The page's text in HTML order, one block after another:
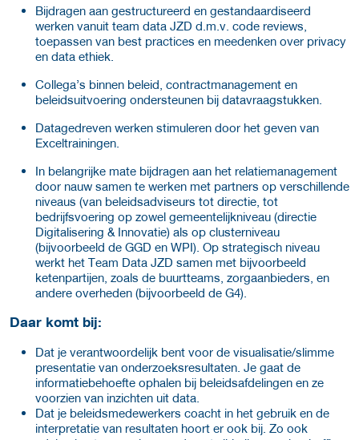
Bijdragen aan gestructureerd en gestandaardiseerd
werken vanuit team data JZD d.m.v. code reviews,
toepassen van best practices en meedenken over privacy
en data ethiek.
Collega’s binnen beleid, contractmanagement en
beleidsuitvoering ondersteunen bij datavraagstukken.
Datagedreven werken stimuleren door het geven van
Exceltrainingen.
In belangrijke mate bijdragen aan het relatiemanagement
door nauw samen te werken met partners op verschillende
niveaus (van beleidsadviseurs tot directie, tot
bedrijfsvoering op zowel gemeentelijkniveau (directie
Digitalisering & Innovatie) als op clusterniveau
(bijvoorbeeld de GGD en WPI). Op strategisch niveau
werkt het Team Data JZD samen met bijvoorbeeld
ketenpartijen, zoals de buurtteams, zorgaanbieders, en
andere overheden (bijvoorbeeld de G4).
Daar komt bij:
Dat je verantwoordelijk bent voor de visualisatie/slimme
presentatie van onderzoeksresultaten. Je gaat de
informatiebehoefte ophalen bij beleidsafdelingen en ze
voorzien van inzichten uit data.
Dat je beleidsmedewerkers coacht in het gebruik en de
interpretatie van resultaten hoort er ook bij. Zo ook